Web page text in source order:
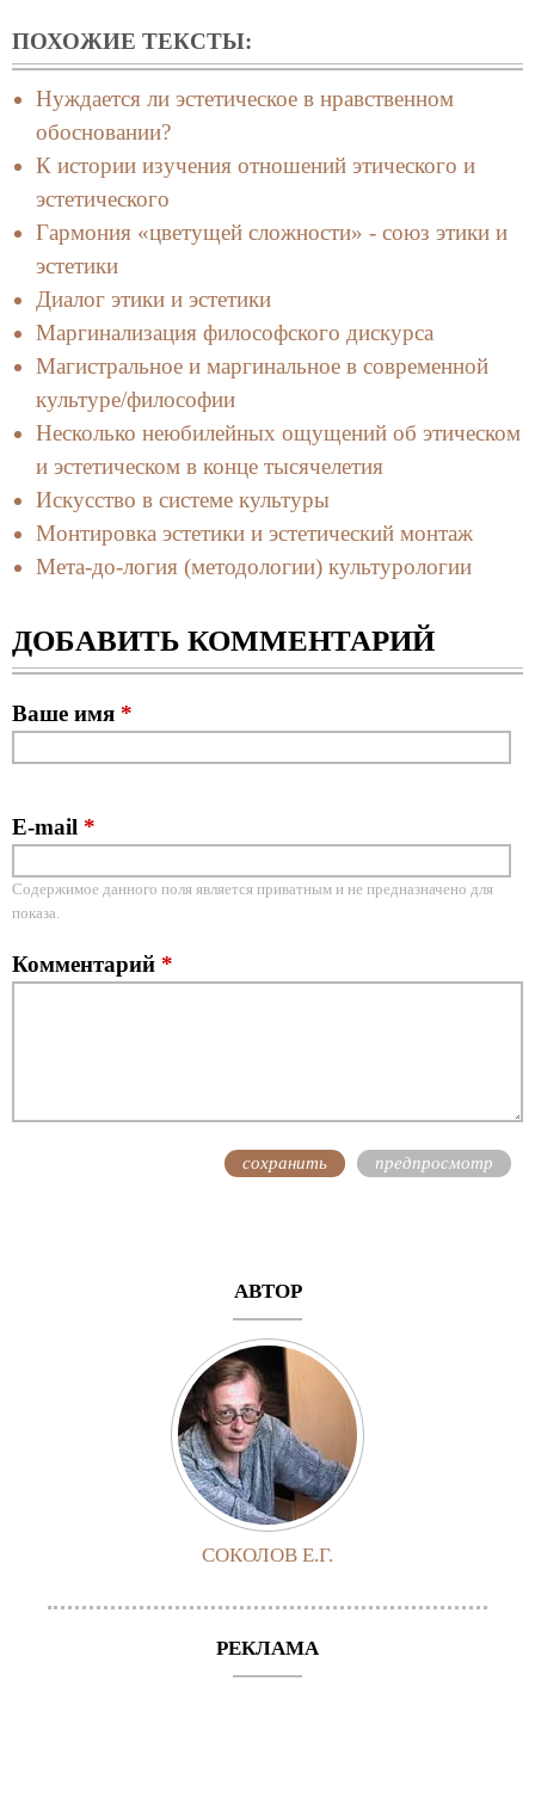
ПОХОЖИЕ ТЕКСТЫ:
Нуждается ли эстетическое в нравственном
обосновании?
К истории изучения отношений этического и
эстетического
Гармония «цветущей сложности» - союз этики и
эстетики
Диалог этики и эстетики
Маргинализация философского дискурса
Магистральное и маргинальное в современной
культуре/философии
Несколько неюбилейных ощущений об этическом
и эстетическом в конце тысячелетия
Искусство в системе культуры
Монтировка эстетики и эстетический монтаж
Мета-до-логия (методологии) культурологии
ДОБАВИТЬ КОММЕНТАРИЙ
Ваше имя *
E-mail *
Содержимое данного поля является приватным и не предназначено для
показа.
Комментарий *
АВТОР
СОКОЛОВ Е.Г.
РЕКЛАМА